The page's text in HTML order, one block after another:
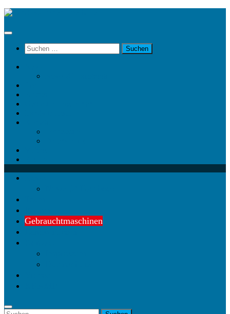
Unter
Inhalt
Suchen
nach:
Gebrauchtmaschinen